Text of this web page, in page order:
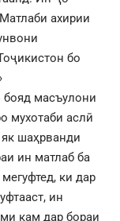
ахирии
бо
масъулони
мухотаби аслӣ
шаҳрванди
ин матлаб ба
ки дар
ин
кам дар бораи